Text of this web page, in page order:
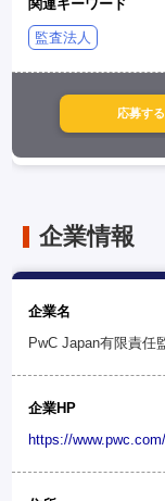
関連キーワード
監査法人
企業情報
企業名
PwC Japan有限責任
企業HP
https://